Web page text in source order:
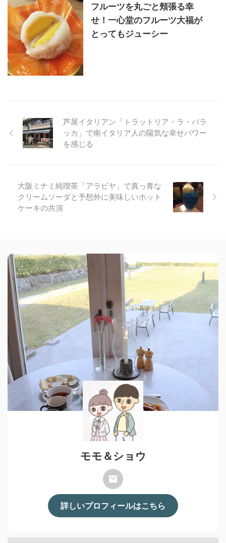
フルーツを丸ごと頬張る幸
せ！一心堂のフルーツ大福が
とってもジューシー
芦屋イタリアン「トラットリア・ラ・バラ
ッカ」で南イタリア人の陽気な幸せパワー
を感じる
大阪ミナミ純喫茶「アラビヤ」で真っ青な
クリームソーダと予想外に美味しいホット
ケーキの共演
モモ＆ショウ
詳しいプロフィールはこちら